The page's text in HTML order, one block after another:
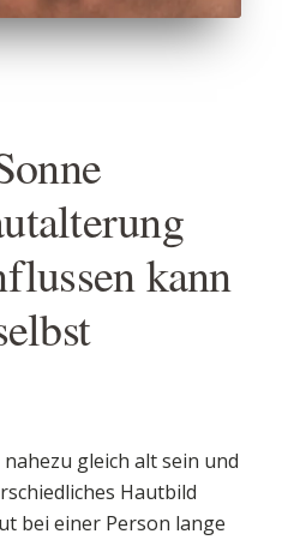
kann
gleich alt sein und
Hautbild
bei einer Person lange